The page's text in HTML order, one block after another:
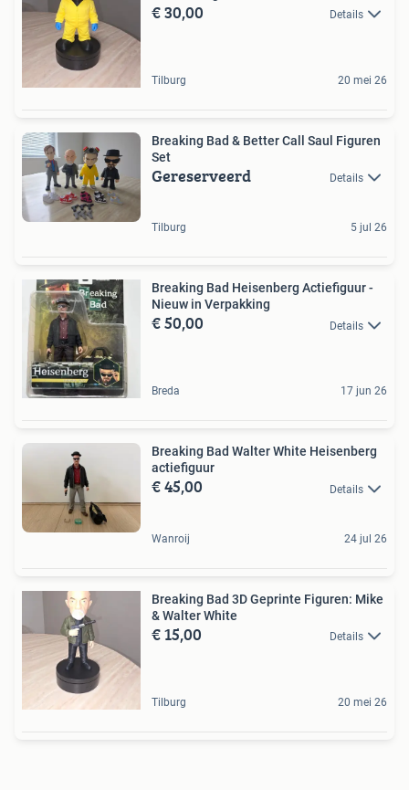
€ 30,00 Details
Tilburg 20 mei 26
Breaking Bad & Better Call Saul Figuren
Set
Gereserveerd Details
Tilburg 5 jul 26
Breaking Bad Heisenberg Actiefiguur -
Nieuw in Verpakking
€ 50,00 Details
Breda 17 jun 26
Breaking Bad Walter White Heisenberg
actiefiguur
€ 45,00 Details
Wanroij 24 jul 26
Breaking Bad 3D Geprinte Figuren: Mike
& Walter White
€ 15,00 Details
Tilburg 20 mei 26